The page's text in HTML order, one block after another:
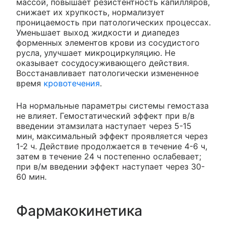
массой, повышает резистентность капилляров,
снижает их хрупкость, нормализует
проницаемость при патологических процессах.
Уменьшает выход жидкости и диапедез
форменных элементов крови из сосудистого
русла, улучшает микроциркуляцию. Не
оказывает сосудосуживающего действия.
Восстанавливает патологически измененное
время кровотечения.
На нормальные параметры системы гемостаза
не влияет. Гемостатический эффект при в/в
введении этамзилата наступает через 5-15
мин, максимальный эффект проявляется через
1-2 ч. Действие продолжается в течение 4-6 ч,
затем в течение 24 ч постепенно ослабевает;
при в/м введении эффект наступает через 30-
60 мин.
Фармакокинетика